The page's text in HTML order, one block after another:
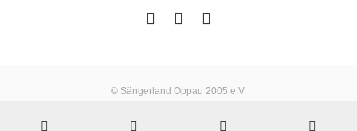
© Sängerland Oppau 2005 e.V.
Datenschutz Cookie-Richtlinie (EU)